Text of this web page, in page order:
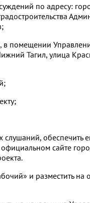
по адресу:
в помещении
Тагил, улица
слушаний, обеспечить
официальном сайте
и разместить